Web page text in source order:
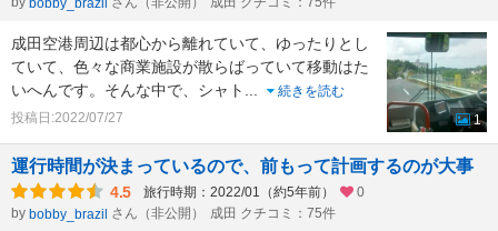
bobby_brazil
成田空港周辺は都心から離れていて、ゆったりとし
ていて、色々な商業施設が散らばっていて移動はた
いへんです。そんな中で、シャト ...
続きを読む
投稿日:2022/07/27
1
運行時間が決まっているので、前もって計画するのが大事
4.5 旅行時期：2022/01（約5年前）
0
by bobby_brazil さん（非公開） 成田 クチコミ：75件